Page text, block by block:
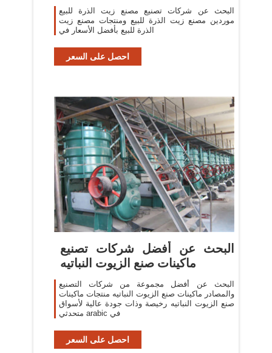
البحث عن شركات تصنيع مصنع زيت الذرة للبيع
موردين مصنع زيت الذرة للبيع ومنتجات مصنع زيت
الذرة للبيع بأفضل الأسعار في
احصل على السعر
البحث عن أفضل شركات تصنيع
ماكينات صنع الزيوت النباتيه
البحث عن أفضل مجموعة من شركات التصنيع
والمصادر ماكينات صنع الزيوت النباتيه منتجات ماكينات
صنع الزيوت النباتيه رخيصة وذات جودة عالية لأسواق
متحدثي arabic في
احصل على السعر